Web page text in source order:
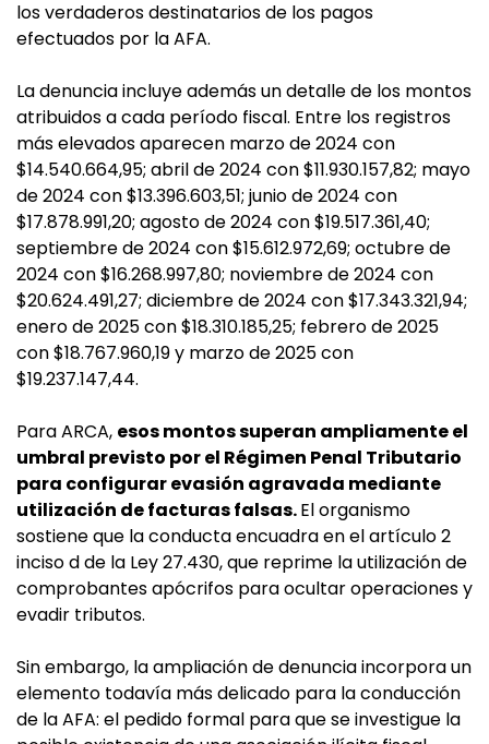
los verdaderos destinatarios de los pagos
efectuados por la AFA.
La denuncia incluye además un detalle de los montos
atribuidos a cada período fiscal. Entre los registros
más elevados aparecen marzo de 2024 con
$14.540.664,95; abril de 2024 con $11.930.157,82; mayo
de 2024 con $13.396.603,51; junio de 2024 con
$17.878.991,20; agosto de 2024 con $19.517.361,40;
septiembre de 2024 con $15.612.972,69; octubre de
2024 con $16.268.997,80; noviembre de 2024 con
$20.624.491,27; diciembre de 2024 con $17.343.321,94;
enero de 2025 con $18.310.185,25; febrero de 2025
con $18.767.960,19 y marzo de 2025 con
$19.237.147,44.
Para ARCA, esos montos superan ampliamente el
umbral previsto por el Régimen Penal Tributario
para configurar evasión agravada mediante
utilización de facturas falsas.El organismo
sostiene que la conducta encuadra en el artículo 2
inciso d de la Ley 27.430, que reprime la utilización de
comprobantes apócrifos para ocultar operaciones y
evadir tributos.
Sin embargo, la ampliación de denuncia incorpora un
elemento todavía más delicado para la conducción
de la AFA: el pedido formal para que se investigue la